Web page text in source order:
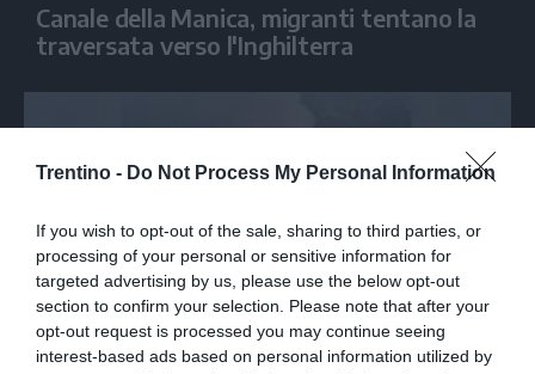
Trentino - Do Not Process My Personal Information
If you wish to opt-out of the sale, sharing to third parties, or
processing of your personal or sensitive information for
targeted advertising by us, please use the below opt-out
section to confirm your selection. Please note that after your
opt-out request is processed you may continue seeing
interest-based ads based on personal information utilized by
Canale della Manica, migranti tentano la
traversata verso l'Inghilterra
MONDO